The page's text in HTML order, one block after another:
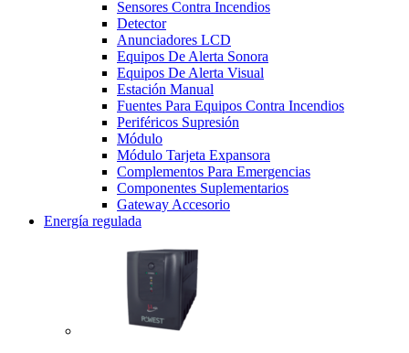
Sensores Contra Incendios
Detector
Anunciadores LCD
Equipos De Alerta Sonora
Equipos De Alerta Visual
Estación Manual
Fuentes Para Equipos Contra Incendios
Periféricos Supresión
Módulo
Módulo Tarjeta Expansora
Complementos Para Emergencias
Componentes Suplementarios
Gateway Accesorio
Energía regulada